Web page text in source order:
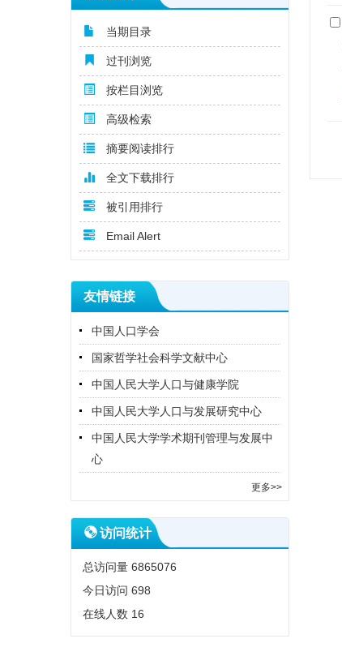
当期目录
过刊浏览
按栏目浏览
高级检索
摘要阅读排行
全文下载排行
被引用排行
Email Alert
友情链接
中国人口学会
国家哲学社会科学文献中心
中国人民大学人口与健康学院
中国人民大学人口与发展研究中心
中国人民大学学术期刊管理与发展中
心
更多>>
访问统计
总访问量 6865076
今日访问 698
在线人数 16